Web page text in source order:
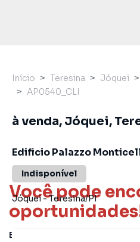
Você pode
Este imóvel não está mais
Início Teresina Jóquei
AP0540_CLI
à venda, Jóquei,
Edificio Palazzo
Indisponível
Jóquei-Teresina/PI